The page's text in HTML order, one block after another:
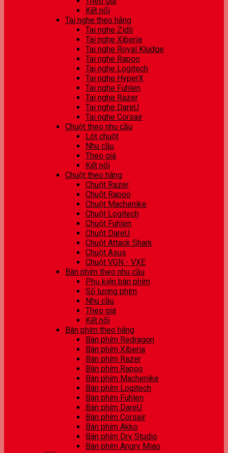
Kết nối
Tai nghe theo hãng
Tai nghe Zidli
Tai nghe Xiberia
Tai nghe Royal Kludge
Tai nghe Rapoo
Tai nghe Logitech
Tai nghe HyperX
Tai nghe Fuhlen
Tai nghe Razer
Tai nghe DareU
Tai nghe Corsair
Chuột theo nhu cầu
Lót chuột
Nhu cầu
Theo giá
Kết nối
Chuột theo hãng
Chuột Razer
Chuột Rapoo
Chuột Machenike
Chuột Logitech
Chuột Fuhlen
Chuột DareU
Chuột Attack Shark
Chuột Asus
Chuột VGN - VXE
Bàn phím theo nhu cầu
Phụ kiện bàn phím
Số lượng phím
Nhu cầu
Theo giá
Kết nối
Bàn phím theo hãng
Bàn phím Redragon
Bàn phím Xiberia
Bàn phím Razer
Bàn phím Rapoo
Bàn phím Machenike
Bàn phím Logitech
Bàn phím Fuhlen
Bàn phím DareU
Bàn phím Corsair
Bàn phím Akko
Bàn phím Dry Studio
Bàn phím Angry Miao